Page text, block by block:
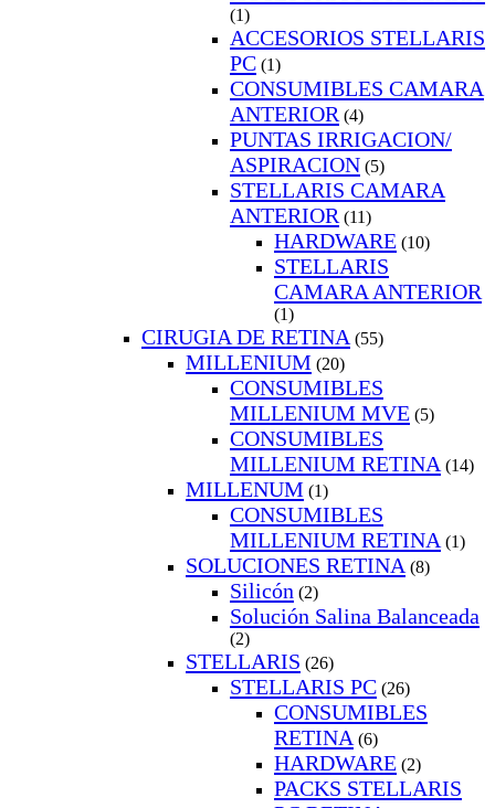
(1)
ACCESORIOS STELLARIS
PC (1)
CONSUMIBLES CAMARA
ANTERIOR (4)
PUNTAS IRRIGACION/
ASPIRACION (5)
STELLARIS CAMARA
ANTERIOR (11)
HARDWARE (10)
STELLARIS
CAMARA ANTERIOR
(1)
CIRUGIA DE RETINA (55)
MILLENIUM (20)
CONSUMIBLES
MILLENIUM MVE (5)
CONSUMIBLES
MILLENIUM RETINA (14)
MILLENUM (1)
CONSUMIBLES
MILLENIUM RETINA (1)
SOLUCIONES RETINA (8)
Silicón (2)
Solución Salina Balanceada
(2)
STELLARIS (26)
STELLARIS PC (26)
CONSUMIBLES
RETINA (6)
HARDWARE (2)
PACKS STELLARIS